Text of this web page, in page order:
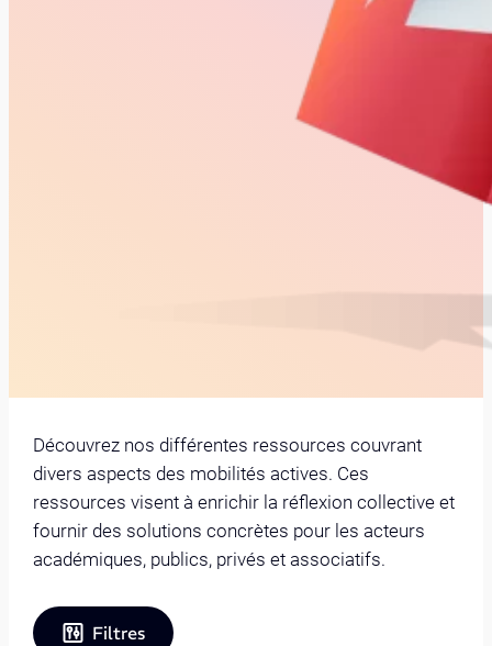
Découvrez nos différentes ressources couvrant
divers aspects des mobilités actives. Ces
ressources visent à enrichir la réflexion collective et
fournir des solutions concrètes pour les acteurs
académiques, publics, privés et associatifs.
Filtres